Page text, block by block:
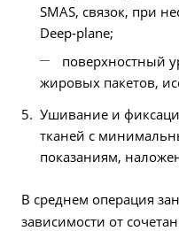
SMAS, связок, при
Deep‑plane;
поверхностный
жировых пакетов,
Ушивание и
тканей с
показаниям,
В среднем операция
зависимости от